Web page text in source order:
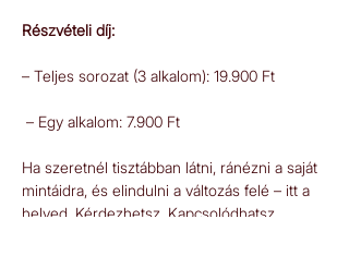
Részvételi díj:
– Teljes sorozat (3 alkalom): 19.900 Ft
– Egy alkalom: 7.900 Ft
Ha szeretnél tisztábban látni, ránézni a saját
mintáidra, és elindulni a változás felé – itt a
helyed. Kérdezhetsz. Kapcsolódhatsz.